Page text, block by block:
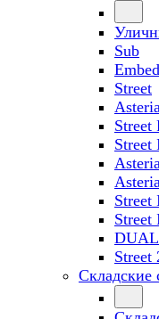
Sub
Embed
Street
Street
Street
Street
Street
Street
Складские